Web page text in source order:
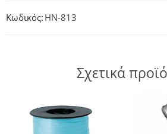
Κωδικός: HN-813
Σχετικά